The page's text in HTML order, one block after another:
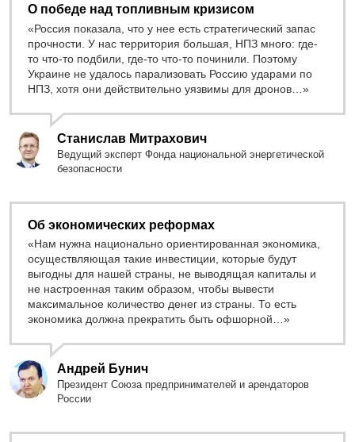
О победе над топливным кризисом
«Россия показала, что у нее есть стратегический запас
прочности. У нас территория большая, НПЗ много: где-
то что-то подбили, где-то что-то починили. Поэтому
Украине не удалось парализовать Россию ударами по
НПЗ, хотя они действительно уязвимы для дронов…»
Станислав Митрахович
Ведущий эксперт Фонда национальной энергетической
безопасности
Об экономических реформах
«Нам нужна национально ориентированная экономика,
осуществляющая такие инвестиции, которые будут
выгодны для нашей страны, не выводящая капиталы и
не настроенная таким образом, чтобы вывести
максимальное количество денег из страны. То есть
экономика должна прекратить быть офшорной…»
Андрей Бунич
Президент Союза предпринимателей и арендаторов
России